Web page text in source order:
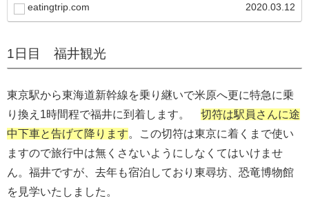
eatingtrip.com 2020.03.12
1日目 福井観光
東京駅から東海道新幹線を乗り継いで米原へ更に特急に乗
り換え1時間程で福井に到着します。 切符は駅員さんに途
中下車と告げて降ります。この切符は東京に着くまで使い
ますので旅行中は無くさないようにしなくてはいけませ
ん。福井ですが、去年も宿泊しており東尋坊、恐竜博物館
を見学いたしました。